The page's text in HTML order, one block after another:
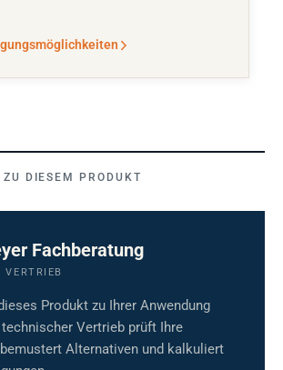
ZU DIESEM PRODUKT
Fachberatung
VERTRIEB
Produkt zu Ihrer Anwendung
Vertrieb prüft Ihre
Alternativen und kalkuliert